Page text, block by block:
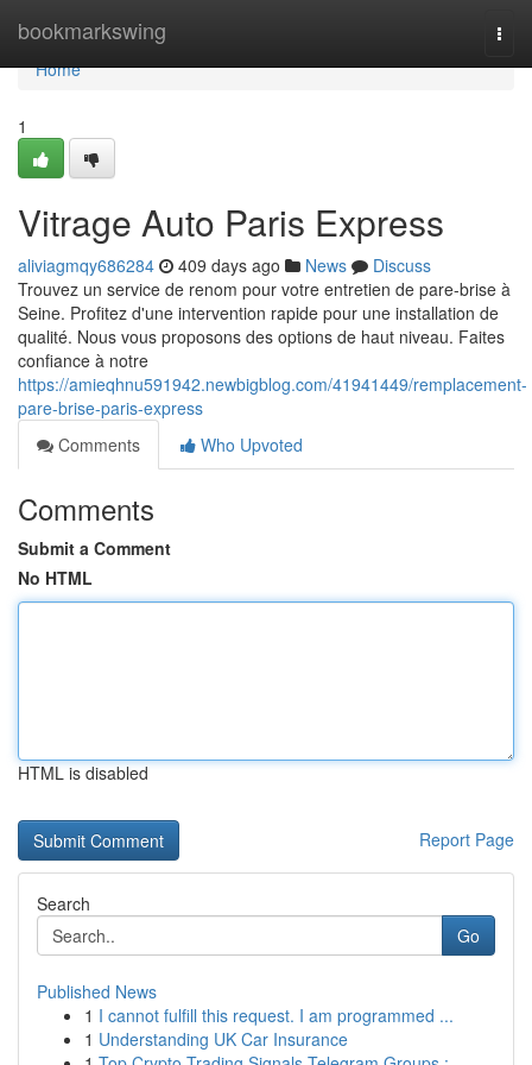
bookmarkswing
Home
Home
1
Vitrage Auto Paris Express
aliviagmqy686284 409 days ago News
Discuss
Trouvez un service de renom pour votre entretien de pare-brise à
Seine. Profitez d'une intervention rapide pour une installation de
qualité. Nous vous proposons des options de haut niveau. Faites
confiance à notre
https://amieqhnu591942.newbigblog.com/41941449/remplacement-
pare-brise-paris-express
Comments
Who Upvoted
Comments
Submit a Comment
No HTML
HTML is disabled
Report Page
Search
Go
Published News
1 I cannot fulfill this request. I am programmed ...
1 Understanding UK Car Insurance